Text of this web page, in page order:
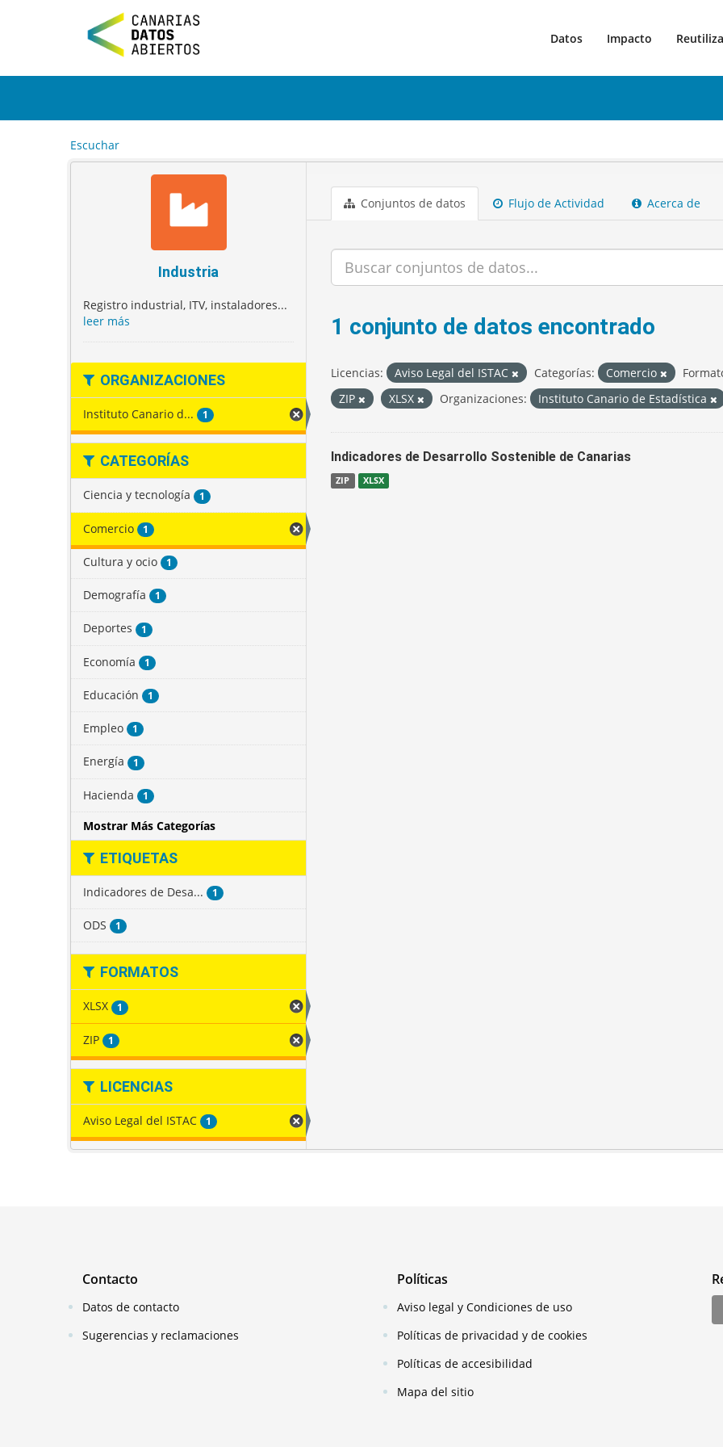
t
Datos Impacto
Escuchar
Industria
Registro industrial, ITV, instaladores...
leer más
ORGANIZACIONES
Instituto Canario d... 1
CATEGORÍAS
Ciencia y tecnología 1
Comercio 1
Cultura y ocio 1
Demografía 1
Deportes 1
Economía 1
Educación 1
Empleo 1
Energía 1
Hacienda 1
Mostrar Más Categorías
ETIQUETAS
Indicadores de Desa... 1
ODS 1
FORMATOS
XLSX 1
ZIP 1
LICENCIAS
Aviso Legal del ISTAC 1
Conjuntos de datos Flujo de Actividad Acerca de
1 conjunto de datos encontrado
Licencias: Aviso Legal del ISTAC Categorías: Comercio
ZIP
XLSX Organizaciones: Instituto Canario de Estadística
Indicadores de Desarrollo Sostenible de Canarias
ZIP XLSX
Contacto
Datos de contacto
Sugerencias y reclamaciones
Políticas
Aviso legal y Condiciones de uso
Políticas de privacidad y de cookies
Políticas de accesibilidad
Mapa del sitio